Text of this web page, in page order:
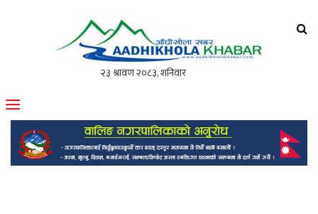
मोफसलकै लोकप्रिय अनलाइन पत्रिका